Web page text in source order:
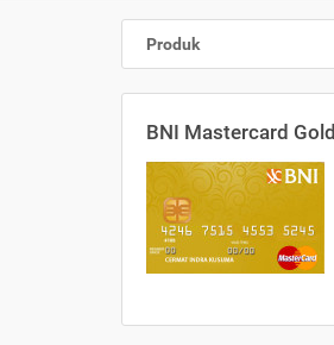
Produk
BNI Mastercard Gold